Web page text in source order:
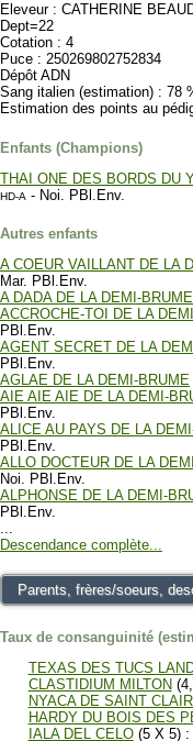
Eleveur : CATHERINE
Dept=22
Cotation : 4
Puce : 250269802752834
Dépôt ADN
Sang italien (estimation) : 78
Estimation des points au
Enfants (Champions)
THAI ONE DES BORDS DU
HD-A - Noi. PBl.Env.
Autres enfants
A COEUR VAILLANT DE LA
Mar. PBl.Env.
A DADA DE LA DEMI-BRUME
ACCROCHE-TOI DE LA
PBl.Env.
AGENT SECRET DE LA
PBl.Env.
AGLAE DE LA DEMI-BRUME
AIE AIE AIE DE LA DEMI-
PBl.Env.
ALICE AU PAYS DE LA
PBl.Env.
ALLO DOCTEUR DE LA
Noi. PBl.Env.
ALPHONSE DE LA DEMI-
PBl.Env.
...
Descendance complète...
Parents, frères/soeurs,
Taux de consanguinité
TEXAS DES TUCS
CLASTIDIUM MILTON
NYACA DE SAINT
HARDY DU BOIS DES
IALA DEL CELO(5 X 5) :